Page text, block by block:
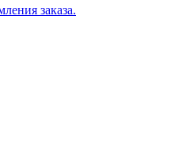
заказа.